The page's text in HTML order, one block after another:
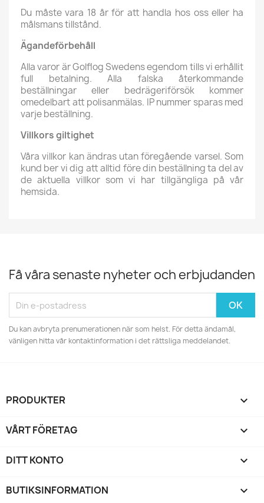
Du måste vara 18 år för att handla hos oss eller ha
målsmans tillstånd.
Ägandeförbehåll
Alla varor är Golflog Swedens egendom tills vi erhållit
full betalning. Alla falska återkommande
beställningar eller bedrägeriförsök kommer
omedelbart att polisanmälas. IP nummer sparas med
varje beställning.
Villkors giltighet
Våra villkor kan ändras utan föregående varsel. Som
kund ber vi dig att alltid före din beställning ta del av
de aktuella villkor som vi har tillgängliga på vår
hemsida.
Få våra senaste nyheter och erbjudanden
Du kan avbryta prenumerationen när som helst. För detta ändamål,
vänligen hitta vår kontaktinformation i det rättsliga meddelandet.
PRODUKTER 
VÅRT FÖRETAG 
DITT KONTO 
BUTIKSINFORMATION keyboard_arrow_down